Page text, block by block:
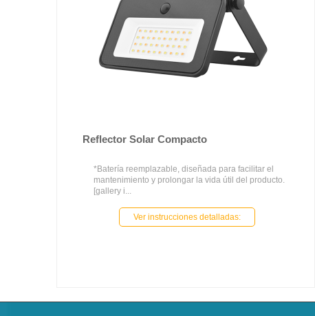
Reflector Solar Compacto
*Batería reemplazable, diseñada para facilitar el
mantenimiento y prolongar la vida útil del producto.
[gallery i...
Ver instrucciones detalladas: